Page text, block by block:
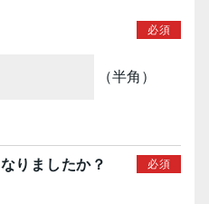
（半角）
なりましたか？